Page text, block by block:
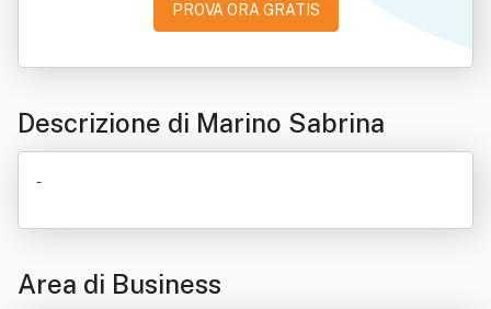
PROVA ORA GRATIS
Descrizione di Marino Sabrina
-
Area di Business